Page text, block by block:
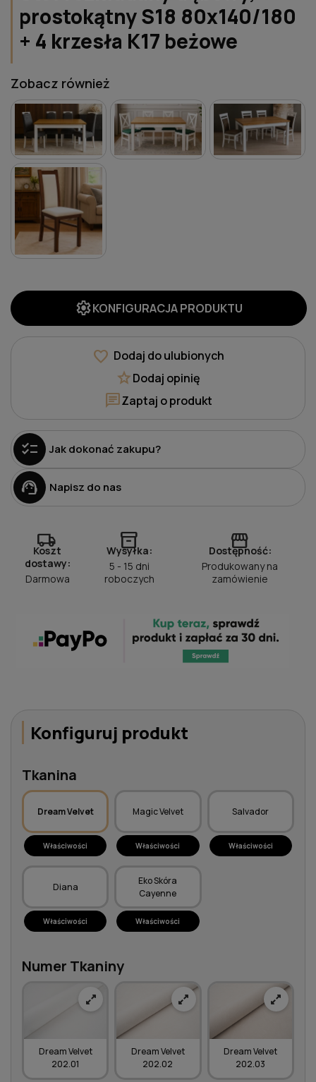
prostokątny S18 80x140/180
+ 4 krzesła K17 beżowe
Zobacz również
settingsKONFIGURACJA PRODUKTU
favorite Dodaj do ulubionych
starDodaj opinię
chatZaptaj o produkt
checklist Jak dokonać zakupu?
support_agent Napisz do nas
local_shipping
Koszt
dostawy:
Darmowa
inventory_2
Wysyłka:
5 - 15 dni
roboczych
storefront
Dostępność:
Produkowany na
zamówienie
Konfiguruj produkt
Tkanina
Dream Velvet
Właściwości
Magic Velvet
Właściwości
Salvador
Właściwości
Diana
Właściwości
Eko Skóra
Cayenne
Właściwości
Numer Tkaniny
Dream Velvet
202.01
Dream Velvet
202.02
Dream Velvet
202.03